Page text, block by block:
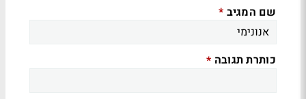
שם המגיב *
כותרת תגובה *